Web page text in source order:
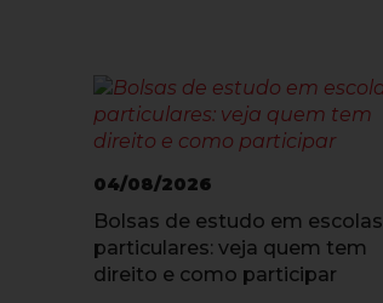
04/08/2026
Bolsas de estudo em escolas
particulares: veja quem tem
direito e como participar